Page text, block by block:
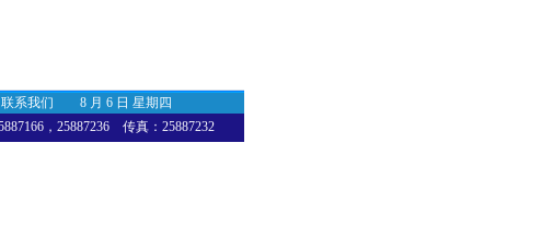
联系我们
8 月 6 日 星期四
，25887236 传真：25887232